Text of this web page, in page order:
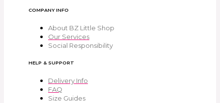
COMPANY INFO
About BZ Little Shop
Our Services
Social Responsibility
HELP & SUPPORT
Delivery Info
FAQ
Size Guides